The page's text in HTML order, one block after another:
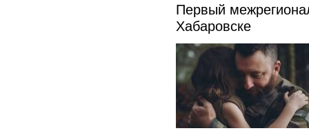
Первый
Хабаровске